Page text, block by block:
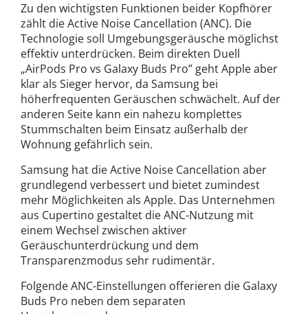
Zu den wichtigsten Funktionen beider Kopfhörer
zählt die Active Noise Cancellation (ANC). Die
Technologie soll Umgebungsgeräusche möglichst
effektiv unterdrücken. Beim direkten Duell
„AirPods Pro vs Galaxy Buds Pro” geht Apple aber
klar als Sieger hervor, da Samsung bei
höherfrequenten Geräuschen schwächelt. Auf der
anderen Seite kann ein nahezu komplettes
Stummschalten beim Einsatz außerhalb der
Wohnung gefährlich sein.
Samsung hat die Active Noise Cancellation aber
grundlegend verbessert und bietet zumindest
mehr Möglichkeiten als Apple. Das Unternehmen
aus Cupertino gestaltet die ANC-Nutzung mit
einem Wechsel zwischen aktiver
Geräuschunterdrückung und dem
Transparenzmodus sehr rudimentär.
Folgende ANC-Einstellungen offerieren die Galaxy
Buds Pro neben dem separaten